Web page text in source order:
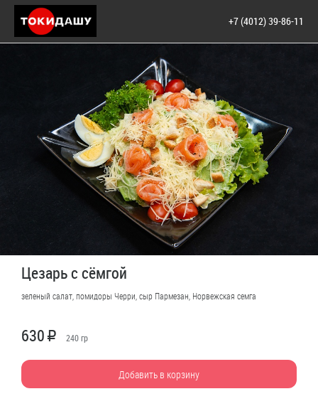
+7 (4012) 39-86-11
Цезарь с сёмгой
зеленый салат, помидоры Черри, сыр Пармезан, Норвежская семга
630R 240гр
Добавить в корзину